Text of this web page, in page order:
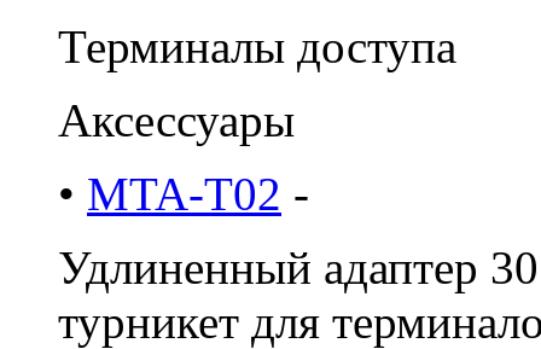
Терминалы доступа
Аксессуары
• MTA-T02 -
Удлиненный адаптер
турникет для